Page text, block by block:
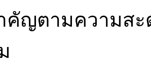
คัญตามความส